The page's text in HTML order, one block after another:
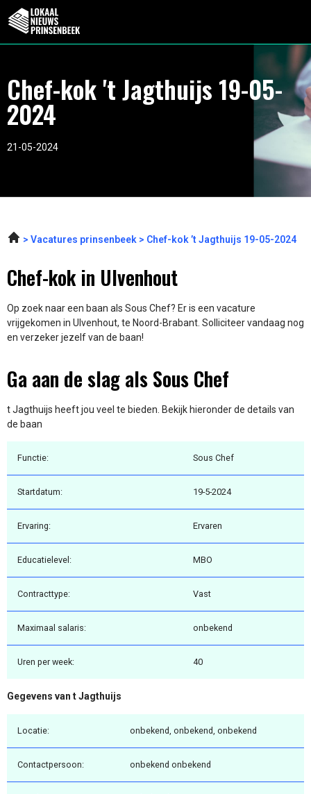
Chef-kok 't Jagthuijs 19-05-
2024
21-05-2024
Vacatures prinsenbeek Chef-kok ’t Jagthuijs 19-05-2024
Chef-kok in Ulvenhout
Op zoek naar een baan als Sous Chef? Er is een vacature
vrijgekomen in Ulvenhout, te Noord-Brabant. Solliciteer vandaag nog
en verzeker jezelf van de baan!
Ga aan de slag als Sous Chef
t Jagthuijs heeft jou veel te bieden. Bekijk hieronder de details van
de baan
Functie: Sous Chef
Startdatum: 19-5-2024
Ervaring: Ervaren
Educatielevel: MBO
Contracttype: Vast
Maximaal salaris: onbekend
Uren per week: 40
Gegevens van t Jagthuijs
Locatie: onbekend, onbekend, onbekend
Contactpersoon: onbekend onbekend